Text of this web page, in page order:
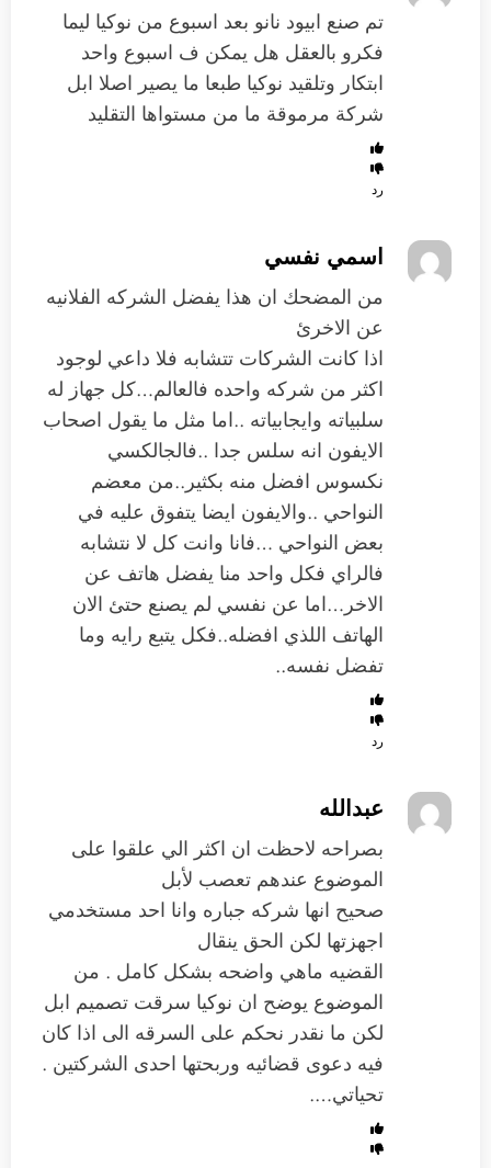
تم صنع ابيود نانو بعد اسبوع من نوكيا ليما
فكرو بالعقل هل يمكن ف اسبوع واحد
ابتكار وتلقيد نوكيا طبعا ما يصير اصلا ابل
شركة مرموقة ما من مستواها التقليد
رد
اسمي نفسي
من المضحك ان هذا يفضل الشركه الفلانيه
عن الاخرئ
اذا كانت الشركات تتشابه فلا داعي لوجود
اكثر من شركه واحده فالعالم…كل جهاز له
سلبياته وايجابياته ..اما مثل ما يقول اصحاب
الايفون انه سلس جدا ..فالجالكسي
نكسوس افضل منه بكثير..من معضم
النواحي ..والايفون ايضا يتفوق عليه في
بعض النواحي …فانا وانت كل لا نتشابه
فالراي فكل واحد منا يفضل هاتف عن
الاخر…اما عن نفسي لم يصنع حتئ الان
الهاتف اللذي افضله..فكل يتبع رايه وما
تفضل نفسه..
رد
عبدالله
بصراحه لاحظت ان اكثر الي علقوا على
الموضوع عندهم تعصب لأبل
صحيح انها شركه جباره وانا احد مستخدمي
اجهزتها لكن الحق ينقال
القضيه ماهي واضحه بشكل كامل . من
الموضوع يوضح ان نوكيا سرقت تصميم ابل
لكن ما نقدر نحكم على السرقه الى اذا كان
فيه دعوى قضائيه وربحتها احدى الشركتين .
تحياتي….